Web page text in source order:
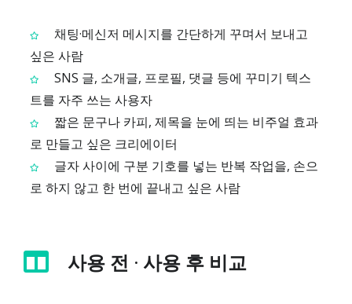
채팅·메신저 메시지를 간단하게 꾸며서 보내고
싶은 사람
SNS 글, 소개글, 프로필, 댓글 등에 꾸미기 텍스
트를 자주 쓰는 사용자
짧은 문구나 카피, 제목을 눈에 띄는 비주얼 효과
로 만들고 싶은 크리에이터
글자 사이에 구분 기호를 넣는 반복 작업을, 손으
로 하지 않고 한 번에 끝내고 싶은 사람
사용 전 · 사용 후 비교